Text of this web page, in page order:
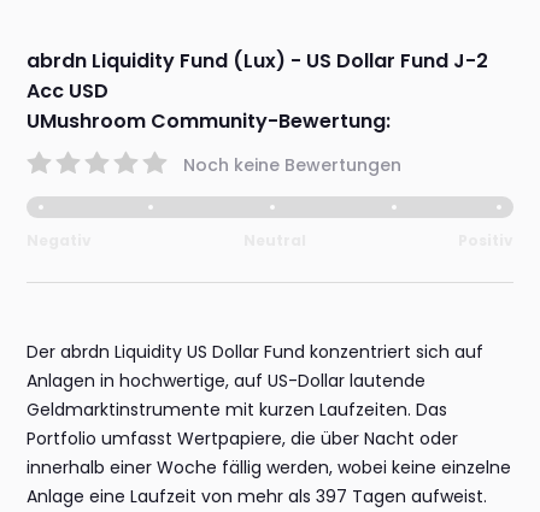
abrdn Liquidity Fund (Lux) - US Dollar Fund J-2
Acc USD
UMushroom Community-Bewertung:
Noch keine Bewertungen
Der abrdn Liquidity US Dollar Fund konzentriert sich auf
Anlagen in hochwertige, auf US-Dollar lautende
Geldmarktinstrumente mit kurzen Laufzeiten. Das
Portfolio umfasst Wertpapiere, die über Nacht oder
innerhalb einer Woche fällig werden, wobei keine einzelne
Anlage eine Laufzeit von mehr als 397 Tagen aufweist.